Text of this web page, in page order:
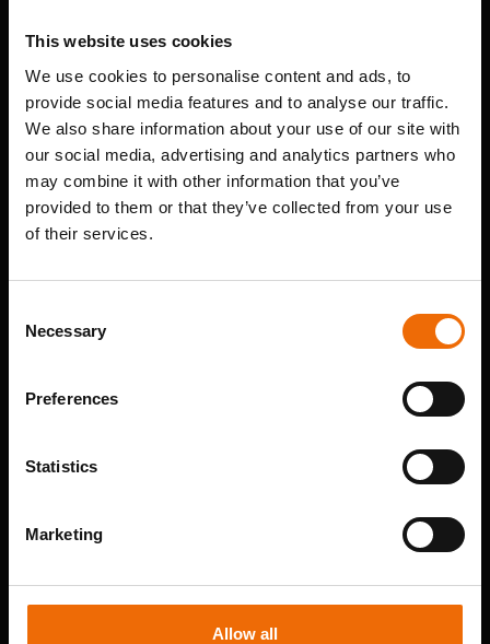
This website uses cookies
We use cookies to personalise content and ads, to
provide social media features and to analyse our traffic.
We also share information about your use of our site with
our social media, advertising and analytics partners who
may combine it with other information that you’ve
provided to them or that they’ve collected from your use
of their services.
Selection
Necessary
Preferences
Statistics
Marketing
Allow all